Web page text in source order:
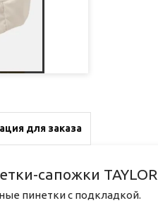
для заказа
сапожки TAYLOR
пинетки с подкладкой.